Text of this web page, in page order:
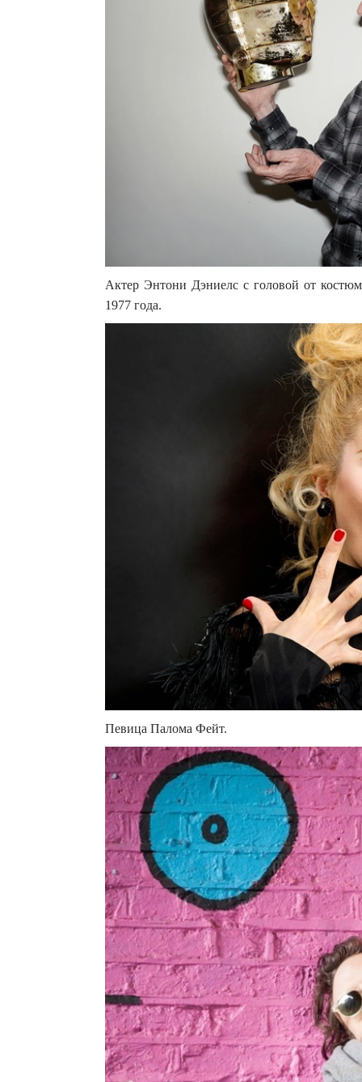
Актер Энтони Дэниелс с головой от
1977 года.
Певица Палома Фейт.